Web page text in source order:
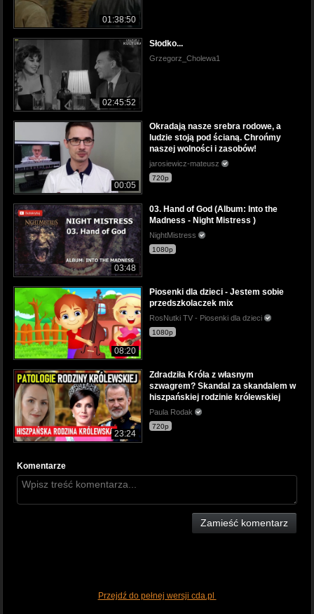
01:38:50
02:45:52
Słodko...
Grzegorz_Cholewa1
00:05
Okradają nasze srebra rodowe, a
ludzie stoją pod ścianą. Chrońmy
naszej wolności i zasobów!
jarosiewicz-mateusz
720p
03:48
03. Hand of God (Album: Into the
Madness - Night Mistress )
NightMistress
1080p
08:20
Piosenki dla dzieci - Jestem sobie
przedszkolaczek mix
RosNutki TV - Piosenki dla dzieci
1080p
23:24
Zdradziła Króla z własnym
szwagrem? Skandal za skandalem w
hiszpańskiej rodzinie królewskiej
Paula Rodak
720p
Komentarze
Zamieść komentarz
Przejdź do pełnej wersji cda.pl